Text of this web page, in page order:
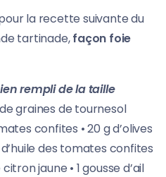
la recette suivante du
tartinade,façon foie
rempli de la taille
graines de tournesol
confites • 20 g d’olives
des tomates confites
citron jaune • 1 gousse d’ail